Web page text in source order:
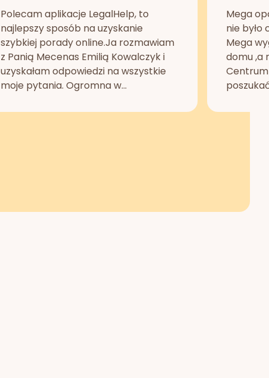
Polecam aplikacje LegalHelp, to
najlepszy sposób na uzyskanie
szybkiej porady online.Ja rozmawiam
z Panią Mecenas Emilią Kowalczyk i
uzyskałam odpowiedzi na wszystkie
moje pytania. Ogromna w...
Mega
nie było
Mega
domu ,a